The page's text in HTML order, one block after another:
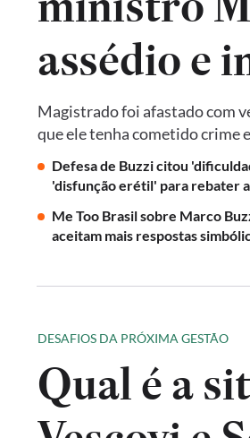
assédio e
Magistrado foi afastado com
que ele tenha cometido crime
Defesa de Buzzi citou
'disfunção erétil' para rebater
Me Too Brasil sobre Marco
aceitam mais respostas
DESAFIOS DA PRÓXIMA GESTÃO
Qual é a